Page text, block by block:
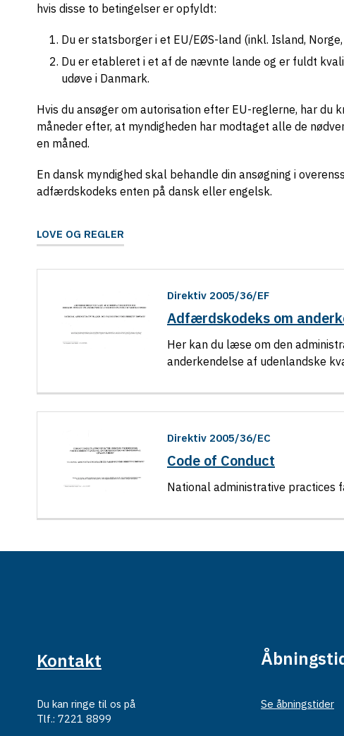
hvis disse to betingelser er opfyldt:
Du er statsborger i et EU/EØS-land (inkl. Island,
Du er etableret i et af de nævnte lande og er fuldt
udøve i Danmark.
Hvis du ansøger om autorisation efter EU-reglerne, har
måneder efter, at myndigheden har modtaget alle de
en måned.
En dansk myndighed skal behandle din ansøgning i
adfærdskodeks enten på dansk eller engelsk.
LOVE OG REGLER
Direktiv 2005/36/EF
Adfærdskodeks om
Her kan du læse om den
anderkendelse af udenlandske
Direktiv 2005/36/EC
Code of Conduct
National administrative practices
Kontakt
Du kan ringe til os på
Tlf.: 7221 8899
Se åbningstider